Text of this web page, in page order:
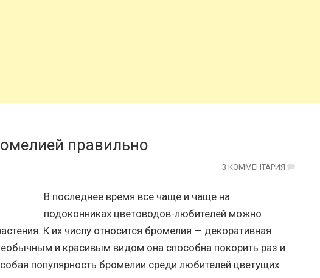
правильно
3 КОММЕНТАРИЯ
В последнее время все чаще и чаще на
подоконниках цветоводов-любителей можно
К их числу относится бромелия — декоративная
и красивым видом она способна покорить раз и
популярность бромелии среди любителей цветущих